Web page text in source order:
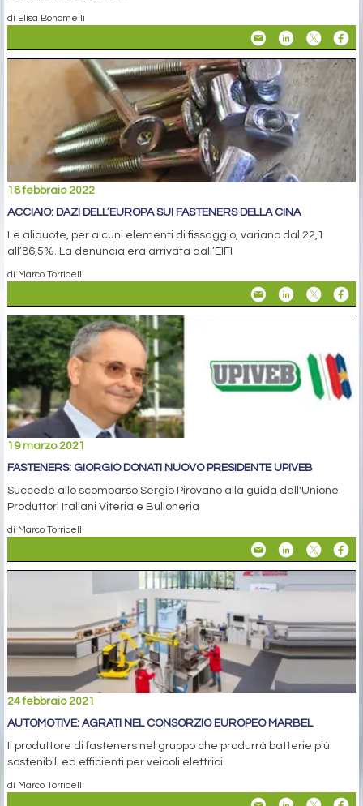
di Elisa Bonomelli
18 febbraio 2022
ACCIAIO: DAZI DELL’EUROPA SUI FASTENERS DELLA CINA
Le aliquote, per alcuni elementi di fissaggio, variano dal 22,1
all’86,5%. La denuncia era arrivata dall’EIFI
di Marco Torricelli
19 marzo 2021
FASTENERS: GIORGIO DONATI NUOVO PRESIDENTE UPIVEB
Succede allo scomparso Sergio Pirovano alla guida dell'Unione
Produttori Italiani Viteria e Bulloneria
di Marco Torricelli
24 febbraio 2021
AUTOMOTIVE: AGRATI NEL CONSORZIO EUROPEO MARBEL
Il produttore di fasteners nel gruppo che produrrà batterie più
sostenibili ed efficienti per veicoli elettrici
di Marco Torricelli